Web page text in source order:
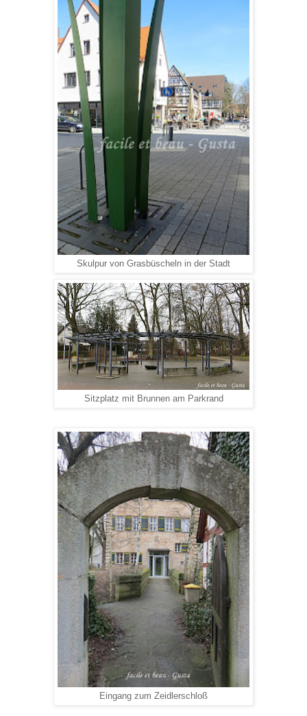
Skulpur von Grasbüscheln in der Stadt
Sitzplatz mit Brunnen am Parkrand
Eingang zum Zeidlerschloß